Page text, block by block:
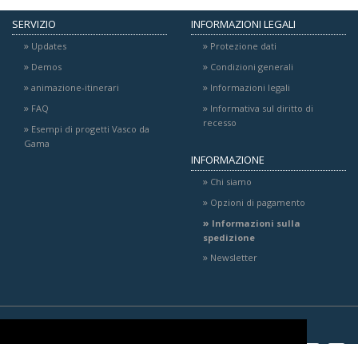
SERVIZIO
Updates
Demos
animazione-itinerari
FAQ
Esempi di progetti Vasco da
Gama
INFORMAZIONI LEGALI
Protezione dati
Condizioni generali
Informazioni legali
Informativa sul diritto di
recesso
INFORMAZIONE
Chi siamo
Opzioni di pagamento
Informazioni sulla
spedizione
Newsletter